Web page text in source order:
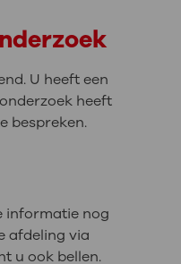
U heeft een
heeft
bespreken.
informatie nog
afdeling via
u ook bellen.